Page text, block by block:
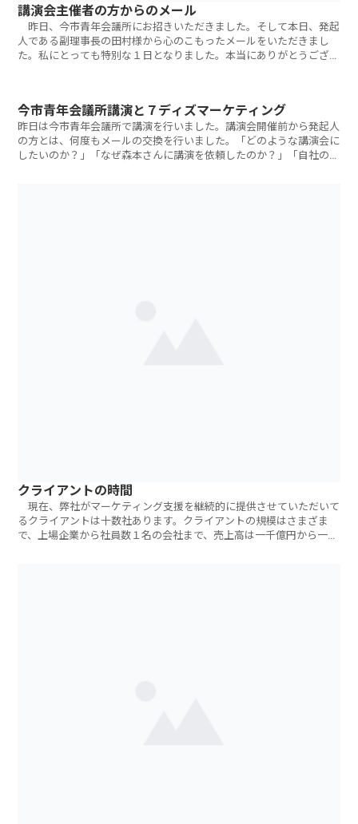
講演会主催者の方からのメール
昨日、今市青年会議所にお招きいただきました。そして本日、発起
人である副理事長の田村様から心のこもったメールをいただきまし
た。私にとっても特別な１日となりました。本当にありがとうござい
今市青年会議所講演と７ディズマーケティング
昨日は今市青年会議所で講演を行いました。講演会開催前から発起人
の方とは、何度もメールの交換を行いました。「どのような講演会に
したいのか？」「なぜ森本さんに講演を依頼したのか？」「自社の事
クライアントの時間
現在、弊社がマーケティング支援を継続的に提供させていただいて
るクライアントは十数社あります。クライアントの規模はさまざま
で、上場企業から社員数１名の会社まで、売上高は一千億円から一千